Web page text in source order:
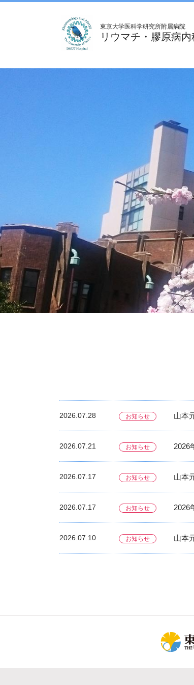
東京大学医科学研究所附属病院
リウマチ・膠原病内
2026.07.28 お知らせ 山本
2026.07.21 お知らせ 2026
2026.07.17 お知らせ 山本
2026.07.17 お知らせ 2026
2026.07.10 お知らせ 山本